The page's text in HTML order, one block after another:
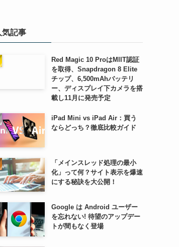
気記事
Red Magic 10 ProはMIIT認証
を取得、Snapdragon 8 Elite
チップ、6,500mAhバッテリ
ー、ディスプレイ下カメラを搭
載し11月に発売予定
iPad Mini vs iPad Air：買う
ならどっち？徹底比較ガイド
「メインスレッド処理の最小
化」って何？サイト表示を爆速
にする秘訣を大公開！
Google は Android ユーザー
を忘れない! 待望のアップデー
トが間もなく登場